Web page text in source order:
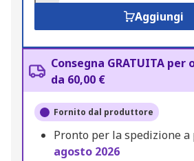
Aggiungi
Consegna GRATUITA
da 60,00 €
Fornito dal produttore
Pronto per la spedizione
agosto 2026